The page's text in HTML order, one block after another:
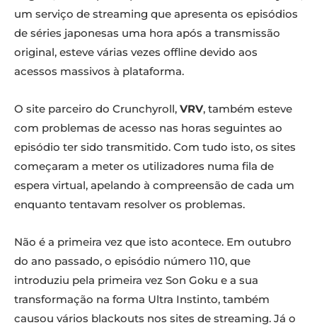
um serviço de streaming que apresenta os episódios
de séries japonesas uma hora após a transmissão
original, esteve várias vezes offline devido aos
acessos massivos à plataforma.
O site parceiro do Crunchyroll, VRV, também esteve
com problemas de acesso nas horas seguintes ao
episódio ter sido transmitido. Com tudo isto, os sites
começaram a meter os utilizadores numa fila de
espera virtual, apelando à compreensão de cada um
enquanto tentavam resolver os problemas.
Não é a primeira vez que isto acontece. Em outubro
do ano passado, o episódio número 110, que
introduziu pela primeira vez Son Goku e a sua
transformação na forma Ultra Instinto, também
causou vários blackouts nos sites de streaming. Já o